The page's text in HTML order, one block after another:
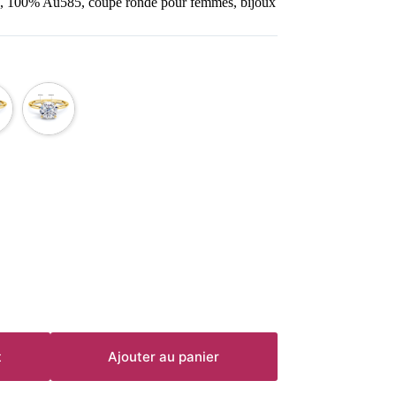
Ajouter au panier